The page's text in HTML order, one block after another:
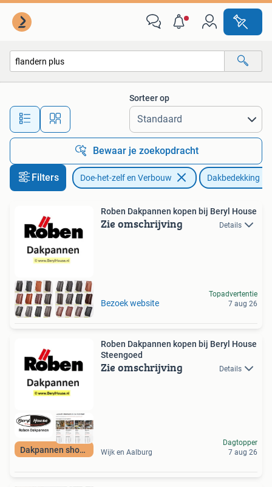
Alle afstanden…
Sorteer op
Bewaar je zoekopdracht
Filters Doe-het-zelf en Verbouw Dakbedekking
Roben Dakpannen kopen bij Beryl House
Zie omschrijving Details
Bezoek website
Topadvertentie
7 aug 26
Dakpannen showroom
Roben Dakpannen kopen bij Beryl House
Steengoed
Zie omschrijving Details
Wijk en Aalburg
Dagtopper
7 aug 26